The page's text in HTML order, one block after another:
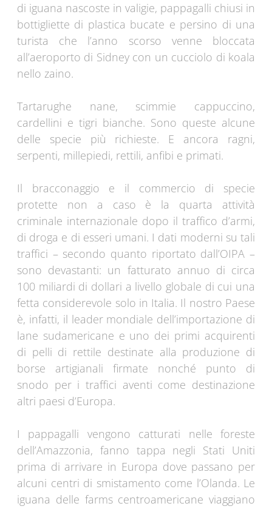
di iguana nascoste in valigie, pappagalli chiusi in
bottigliette di plastica bucate e persino di una
turista che l’anno scorso venne bloccata
all’aeroporto di Sidney con un cucciolo di koala
nello zaino.
Tartarughe nane, scimmie cappuccino,
cardellini e tigri bianche. Sono queste alcune
delle specie più richieste. E ancora ragni,
serpenti, millepiedi, rettili, anfibi e primati.
Il bracconaggio e il commercio di specie
protette non a caso è la quarta attività
criminale internazionale dopo il traffico d’armi,
di droga e di esseri umani. I dati moderni su tali
traffici – secondo quanto riportato dall’OIPA –
sono devastanti: un fatturato annuo di circa
100 miliardi di dollari a livello globale di cui una
fetta considerevole solo in Italia. Il nostro Paese
è, infatti, il leader mondiale dell’importazione di
lane sudamericane e uno dei primi acquirenti
di pelli di rettile destinate alla produzione di
borse artigianali firmate nonché punto di
snodo per i traffici aventi come destinazione
altri paesi d’Europa.
I pappagalli vengono catturati nelle foreste
dell’Amazzonia, fanno tappa negli Stati Uniti
prima di arrivare in Europa dove passano per
alcuni centri di smistamento come l’Olanda. Le
iguana delle farms centroamericane viaggiano